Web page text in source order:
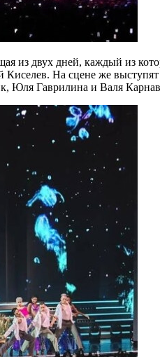
из двух дней, каждый из
На сцене же
Юля Гаврилина и Валя